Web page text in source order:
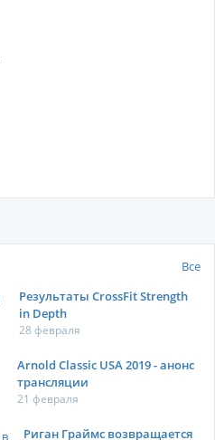
Все
Результаты CrossFit Strength
in Depth
28 февраля
Arnold Classic USA 2019 - анонс
трансляции
21 февраля
Риган Граймс возвращается